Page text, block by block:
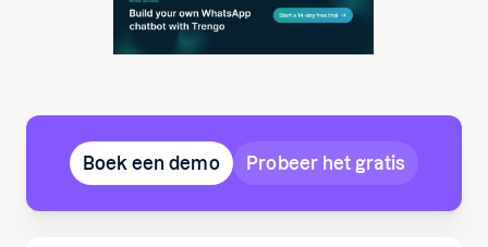
Boek een demo Probeer het gratis